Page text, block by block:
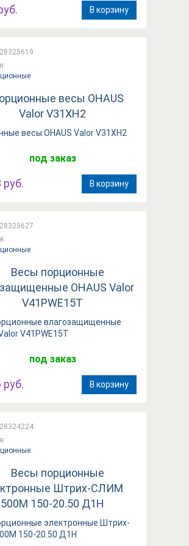
В корзину
весы OHAUS Valor V31XH2
под заказ
руб. В корзину
влагозащищенные
V41PWE15T
под заказ
руб. В корзину
электронные Штрих-
150-20.50 Д1Н